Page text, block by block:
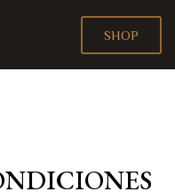
SHOP